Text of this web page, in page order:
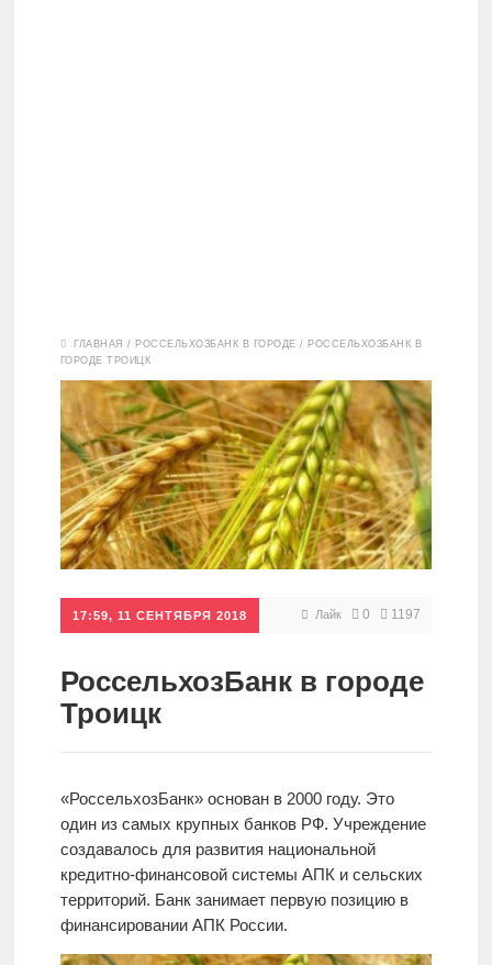
Дебетовые
карты
Кредитные
карты
Кредиты
Ипотеки
ГЛАВНАЯ / РОССЕЛЬХОЗБАНК В ГОРОДЕ / РОССЕЛЬХОЗБАНК В
ГОРОДЕ ТРОИЦК
17:59, 11 СЕНТЯБРЯ 2018 Лайк 0 1197
РоссельхозБанк в городе
Троицк
«РоссельхозБанк» основан в 2000 году. Это
один из самых крупных банков РФ. Учреждение
создавалось для развития национальной
кредитно-финансовой системы АПК и сельских
территорий. Банк занимает первую позицию в
финансировании АПК России.